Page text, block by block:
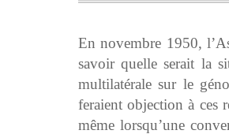
En novembre 1950,
savoir quelle serait la
multilatérale sur le
feraient objection à ces
même lorsqu’une